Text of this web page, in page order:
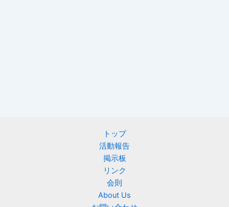
トップ
活動報告
掲示板
リンク
会則
About Us